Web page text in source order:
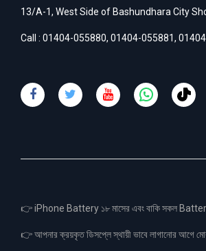
13/A-1, West Side of Bashundhara City
Call : 01404-055880, 01404-055881,
👉 iPhone Battery ১৮ মাসের এবং বাকি সকল
👉 আপনার ক্রয়কৃত ডিসপ্লে স্থায়ী ভাবে লাগানোর আগে